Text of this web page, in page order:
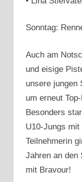
Sonntag:
Auch am
und eisige
unsere jungen
um erneut
Besonders
U10-Jungs
Teilnehmerin
Jahren an den
mit Bravour!